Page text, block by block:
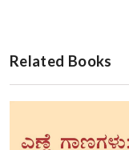
Related Books